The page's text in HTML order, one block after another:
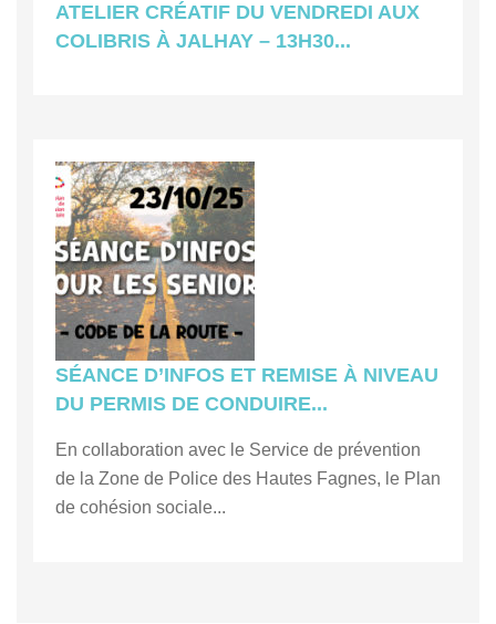
ATELIER CRÉATIF DU VENDREDI AUX
COLIBRIS À JALHAY – 13H30...
SÉANCE D’INFOS ET REMISE À NIVEAU
DU PERMIS DE CONDUIRE...
En collaboration avec le Service de prévention
de la Zone de Police des Hautes Fagnes, le Plan
de cohésion sociale...